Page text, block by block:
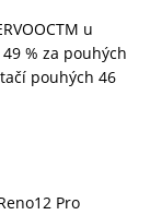
u
% za pouhých
pouhých 46
Pro